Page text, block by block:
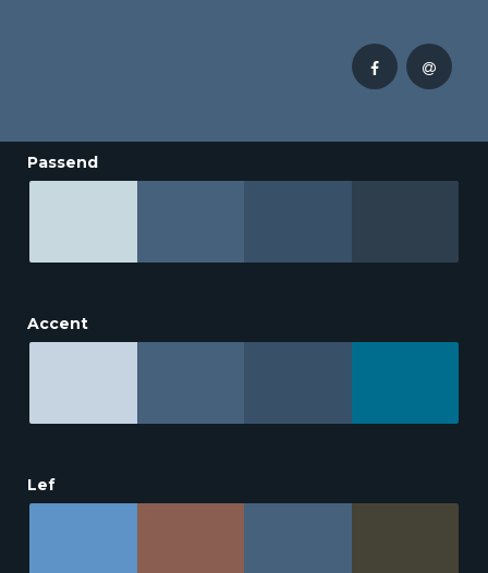
Passend
Accent
Lef